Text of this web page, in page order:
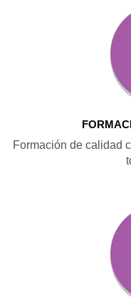
Formación de calidad